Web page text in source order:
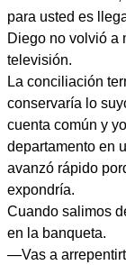
para usted es
Diego no volvió a
televisión.
La conciliación
conservaría lo
cuenta común y
departamento en
avanzó rápido
expondría.
Cuando salimos
en la banqueta.
—Vas a